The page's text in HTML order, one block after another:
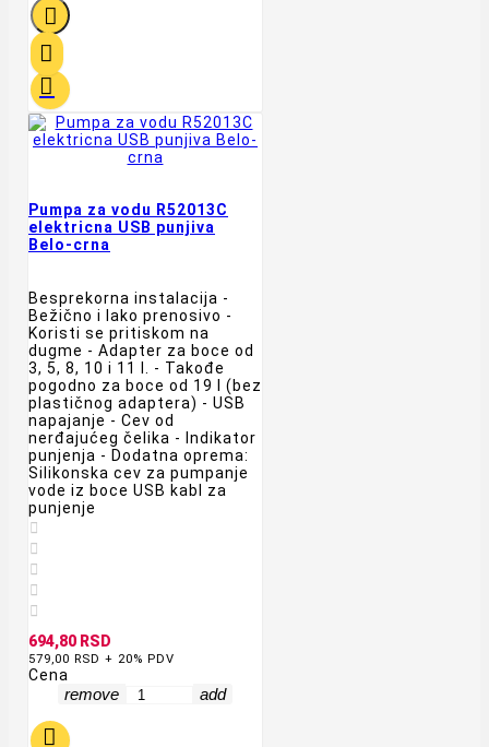



Pumpa za vodu R52013C
elektricna USB punjiva
Belo-crna
Besprekorna instalacija -
Bežično i lako prenosivo -
Koristi se pritiskom na
dugme - Adapter za boce od
3, 5, 8, 10 i 11 l. - Takođe
pogodno za boce od 19 l (bez
plastičnog adaptera) - USB
napajanje - Cev od
nerđajućeg čelika - Indikator
punjenja - Dodatna oprema:
Silikonska cev za pumpanje
vode iz boce USB kabl za
punjenje





694,80 RSD
579,00 RSD + 20% PDV
Cena
remove add
